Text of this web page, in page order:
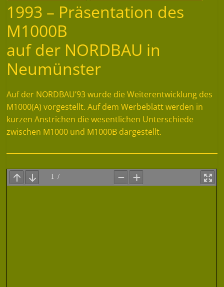
1993 – Präsentation des
M1000B
auf der NORDBAU in
Neumünster
Auf der NORDBAU’93 wurde die Weiterentwicklung des
M1000(A) vorgestellt. Auf dem Werbeblatt werden in
kurzen Anstrichen die wesentlichen Unterschiede
zwischen M1000 und M1000B dargestellt.